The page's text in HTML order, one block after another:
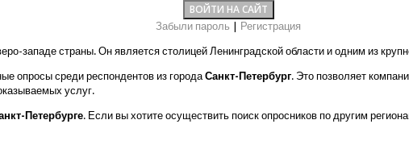
Забыли пароль Регистрация
западе страны. Он является столицей Ленинградской области и одним из
опросы среди респондентов из городаСанкт-Петербург. Это позволяет
услуг.
Петербурге. Если вы хотите осуществить поиск опросников по другим